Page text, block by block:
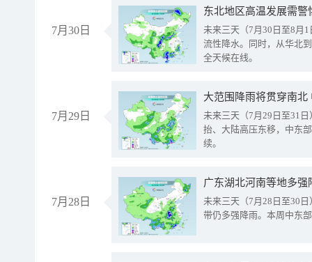
7月30日
东北地区高温发展需
未来三天（7月30日至8月
流性降水。同时，从华北
全天候在线。
7月29日
大范围降雨将贯穿南
未来三天（7月29日至31
抬、大陆高压东移，中东
续。
7月28日
广东湖北河南等地多
未来三天（7月28日至30
带仍多强降雨。本周中东